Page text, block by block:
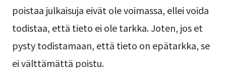
poistaa julkaisuja eivät ole voimassa, ellei voida
todistaa, että tieto ei ole tarkka. Joten, jos et
pysty todistamaan, että tieto on epätarkka, se
ei välttämättä poistu.